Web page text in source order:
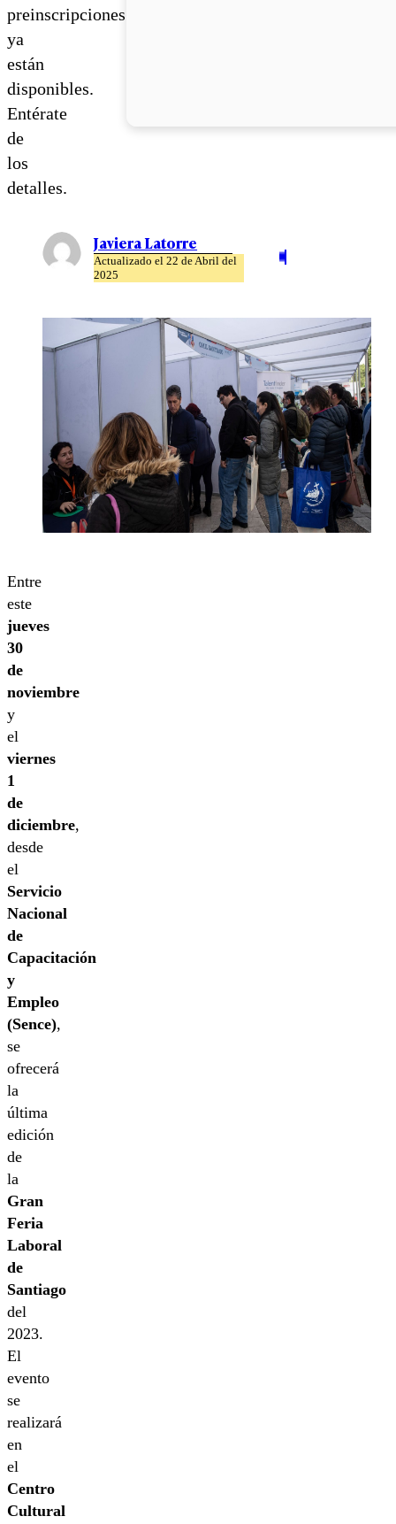
preinscripciones
ya
están
disponibles.
Entérate
de
los
detalles.
Javiera Latorre
Actualizado el 22 de Abril del
2025
Entre
este
jueves
30
de
noviembre
y
el
viernes
1
de
diciembre,
desde
el
Servicio
Nacional
de
Capacitación
y
Empleo
(Sence),
se
ofrecerá
la
última
edición
de
la
Gran
Feria
Laboral
de
Santiago
del
2023.
El
evento
se
realizará
en
el
Centro
Cultural